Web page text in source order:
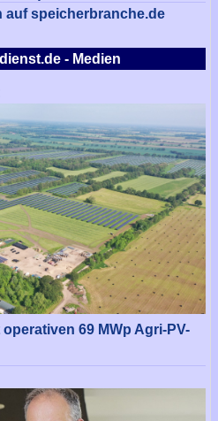
auf speicherbranche.de
- Medien
69 MWp Agri-PV-